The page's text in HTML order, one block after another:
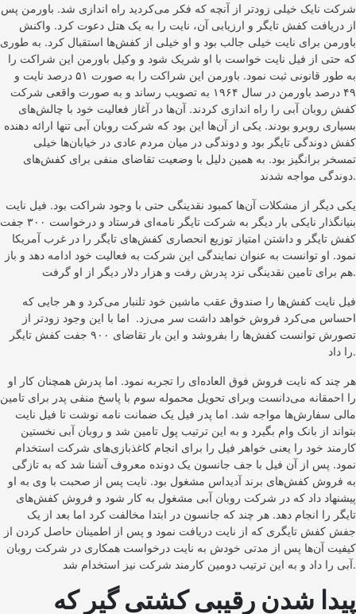
شرکت نایک خیلی زودتر از آنچه که فکر می‌کردید راه اندازی شد. باورمن پس
از دریافت کفش تایگر و ارزیابی آن، نایت را به یک هتل دعوت کرد. واکنش
باورمن برای نایت خیلی جالب بود و او خیلی از کفش‌ها استقبال کرد. به طوری
که حتی از فیل نایت خواست با او شریک شود و وکیل باورمن این شراکت را
به طور قانونی ثبت نمود. باورمن این شراکت را به صورت ۵۱ درصد نایت و
۴۹ درصد باورمن در سال ۱۹۶۴ به تصویب رساند و به صورت واقعی شرکت
کفش روبان آبی را راه اندازی کردند. آن‌ها در آغاز فعالیت خود با چالش‌های
بسیاری روبرو بودند. یکی از آن‌ها این بود که شرکت روبان آبی تنها ارائه دهنده
کفش دوندگی تایگر بود و دوندگی در میان مردم عادی در خیابان‌ها خیلی
تمسخر برانگیز بود. به همین دلیل با وضعیت تقاضای منفی برای کفش‌های
دوندگی مواجه شدند.
یکی دیگر از مشکلات آن‌ها کمبود نقدینگی حتی با وجود شراکت بود. فیل نایت
بنیانگذار نایکی بار دیگر به شرکت تایگر نامه‌‌ای فرستاد و درخواست ۳۰۰ جفت
کفش تایگر و داشتن امتیاز توزیع انحصاری کفش‌های تایگر را در غرب آمریکا
نمود. او توانست به عنوان نمایندگی این شرکت به فعالیت خود ادامه دهد و باز
هم برای تامین نقدینگی نزد پدرش رفت و هزار دلار دیگر از او گرفت.
فیل نایت کفش‌ها را صندوق عقب ماشین خود تلنبار می‌کرد و هر جایی که
احساس می‌کرد فروش خواهد داشت سر می‌زد. اما با این وجود زودتر از
تصورش توانست کفش‌ها را بفروشد و این بار تقاضای ۹۰۰ جفت کفش تایگر
را داد.
هر چند که نایت فروش فوق العاده‌‌ای را تجربه نمود. اما پدرش همچنان کار او
را احمقانه می‌دانست وبرای تحویل محموله سوم با پاسخ منفی پدر برای تامین
مالی سفارش‌ها مواجه شد. اما پدر فیل یک ضمانت نامه نوشت تا فیل نایت
بتواند از بانک وام بگیرد و به این ترتیب پول تامین شد و روبان آبی نخستین
کارمند خود را یعنی خواهر فیل را برای انجام کاغذبازی‌های شرکت استخدام
نمود. پس از آن فیل با جف جانسون یک دونده معروف آشنا شد که به تازگی
به فروش کفش‌های برند آدیداس مشغول بود. نایت پس از صحبت با وی به او
پیشنهاد داد که در شرکت روبان آبی مشغول به کار شود و فروش کفش‌های
تایگر را انجام دهد. هر چند که جانسون در ابتدا مخالفت کرد اما بعد از یک
جفش کفش تایگری که از نایت دریافت نمود و پس از اطمینان حاصل کردن از
کیفیت آن‌ها پس از مدتی خودش به نایت درخواست همکاری در شرکت روبان
آبی را داد و به این ترتیب دومین کارمند شرکت نیز استخدام شد.